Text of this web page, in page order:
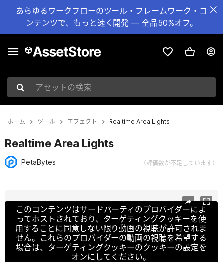
あらゆるワークフローのツール・フレームワーク・コ
ンテンツで、もっと速く開発 — 全品50%オフ。
アセットの検索
ホーム ツール エフェクト Realtime Area Lights
Realtime Area Lights
PetaBytes （評価数が不足しています）
このコンテンツはサードパーティのプロバイダーによ
ってホストされており、ターゲティングクッキーを使
用することに同意しない限り動画の視聴が許可されま
せん。これらのプロバイダーの動画の視聴を希望する
場合は、ターゲティングクッキーのクッキーの設定を
オンにしてください。